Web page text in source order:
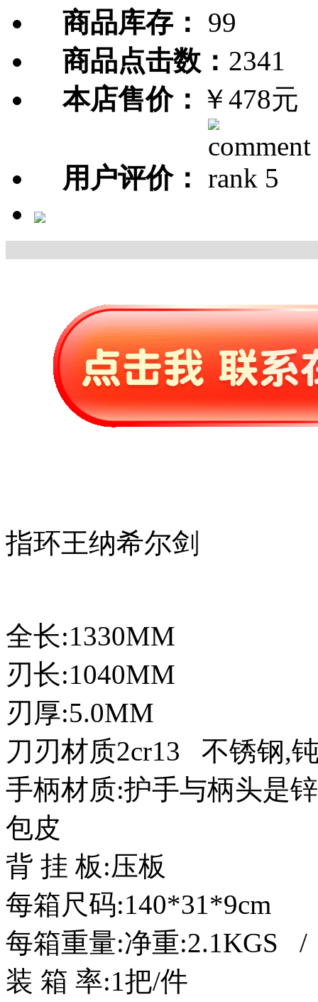
商品库存：
99
商品点击数： 2341
本店售价： ￥478元
用户评价：
指环王纳希尔剑
全长:1330MM
刃长:1040MM
刃厚:5.0MM
刀刃材质2cr13 不锈钢,
手柄材质:护手与柄头是
包皮
背 挂 板:压板
每箱尺码:140*31*9cm
每箱重量:净重:2.1KGS
装 箱 率:1把/件